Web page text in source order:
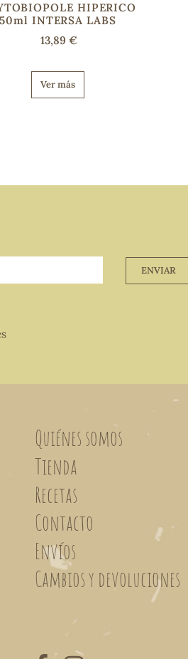
HIPERICO
50ml INTERSA LABS
13,89 €
Ver más
ENVIAR
Quiénes somos
Tienda
Recetas
Contacto
Envíos
Cambios y devoluciones